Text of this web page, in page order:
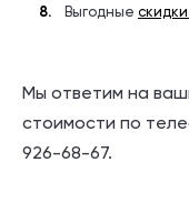
Выгодные
Мы ответим на
стоимости по
926-68-67.